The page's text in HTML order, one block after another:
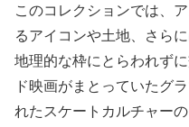
このコレクションでは、
るアイコンや土地、さら
地理的な枠にとらわれず
ド映画がまとっていたグ
れたスケートカルチャー